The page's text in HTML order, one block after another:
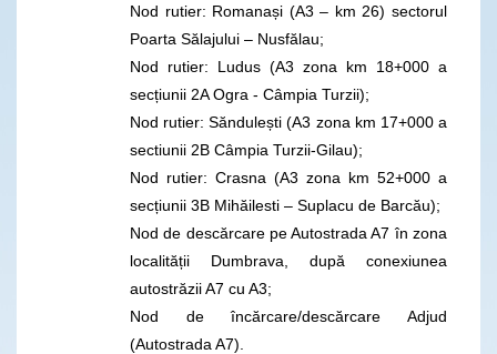
Nod rutier: Romanași (A3 – km 26) sectorul
Poarta Sălajului – Nusfălau;
Nod rutier: Ludus (A3 zona km 18+000 a
secțiunii 2A Ogra - Câmpia Turzii);
Nod rutier: Săndulești (A3 zona km 17+000 a
sectiunii 2B Câmpia Turzii-Gilau);
Nod rutier: Crasna (A3 zona km 52+000 a
secțiunii 3B Mihăilesti – Suplacu de Barcău);
Nod de descărcare pe Autostrada A7 în zona
localității Dumbrava, după conexiunea
autostrăzii A7 cu A3;
Nod de încărcare/descărcare Adjud
(Autostrada A7).